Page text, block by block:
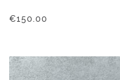
€150.00